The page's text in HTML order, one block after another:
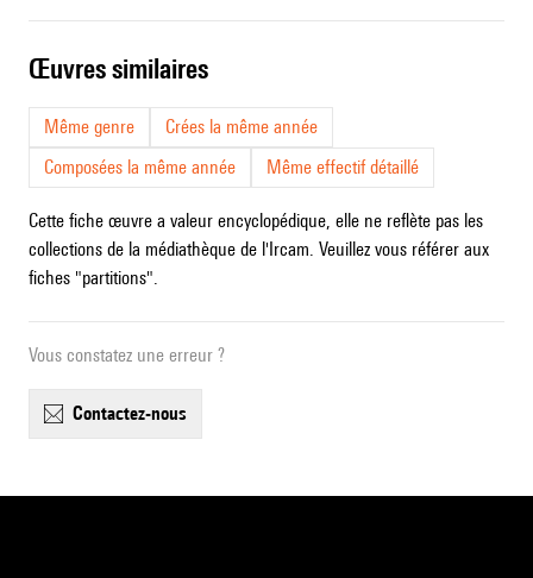
œuvres similaires
Même genre
Crées la même année
Composées la même année
Même effectif détaillé
Cette fiche œuvre a valeur encyclopédique, elle ne reflète pas les
collections de la médiathèque de l'Ircam. Veuillez vous référer aux
fiches "partitions".
Vous constatez une erreur ?
contactez-nous